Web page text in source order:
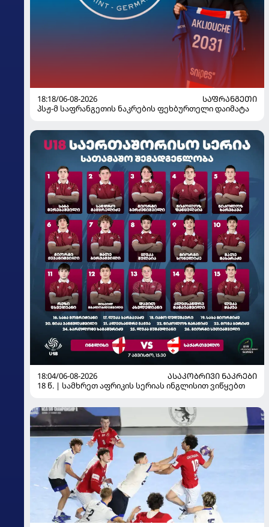
18:18/06-08-2026
ᲡᲐᲤᲠᲐᲜᲒᲔᲗᲘ
პსჟ-მ საფრანგეთის ნაკრების ფეხბურთელი დაიმატა
18:04/06-08-2026
ᲐᲡᲐᲙᲝᲑᲠᲘᲕᲘ ᲜᲐᲙᲠᲔᲑᲘ
18 წ. | სამხრეთ აფრიკის სერიას ინგლისით ვიწყებთ